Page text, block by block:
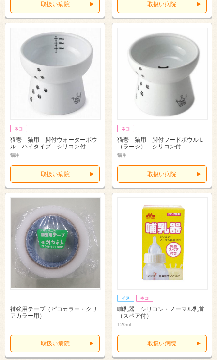
取扱い病院 取扱い病院
猫壱 猫用 脚付ウォーターボウ
ル ハイタイプ シリコン付
猫用
取扱い病院
猫壱 猫用 脚付フードボウルＬ
（ラージ） シリコン付
猫用
取扱い病院
補強用テープ（ピコカラー・クリ
アカラー用）
取扱い病院
哺乳器 シリコン・ノーマル乳首
（スペア付）
120ml
取扱い病院